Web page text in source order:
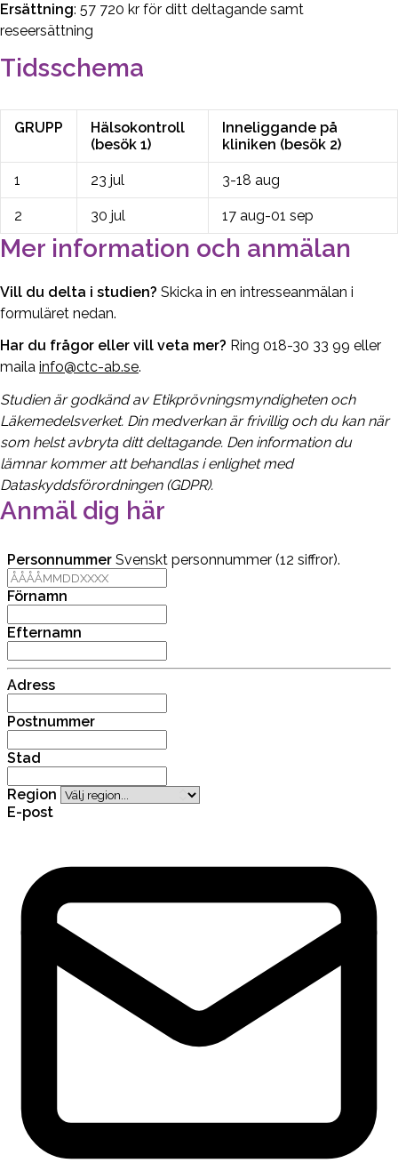
Ersättning: 57 720 kr för ditt deltagande samt
reseersättning
Tidsschema
GRUPP
Hälsokontroll
(besök 1)
Inneliggande på
kliniken (besök 2)
1 23 jul 3-18 aug
2 30 jul 17 aug-01 sep
Mer information och anmälan
Vill du delta i studien? Skicka in en intresseanmälan i
formuläret nedan.
Har du frågor eller vill veta mer? Ring 018-30 33 99 eller
maila info@ctc-ab.se.
Studien är godkänd av Etikprövningsmyndigheten och
Läkemedelsverket. Din medverkan är frivillig och du kan när
som helst avbryta ditt deltagande. Den information du
lämnar kommer att behandlas i enlighet med
Dataskyddsförordningen (GDPR).
Anmäl dig här